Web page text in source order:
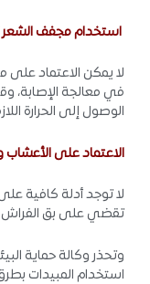
استخدام مجفف الشعر
لا يمكن الاعتماد على
في معالجة الإصابة،
الوصول إلى الحرارة
الاعتماد على الأعشاب
لا توجد أدلة كافية
تقضي على بق
وتحذر وكالة حماية
استخدام المبيدات